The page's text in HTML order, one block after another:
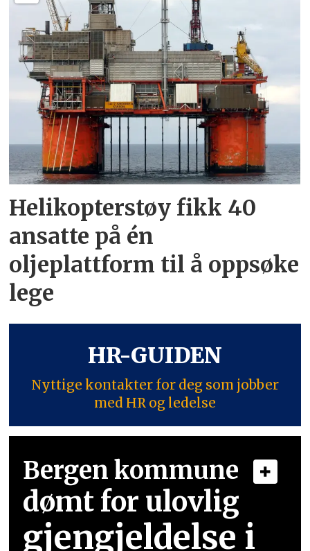
Helikopterstøy fikk 40
ansatte på én
oljeplattform til å oppsøke
lege
HR-GUIDEN
Nyttige kontakter for deg som jobber
med HR og ledelse
Bergen kommune
dømt for ulovlig
gjengjeldelse i